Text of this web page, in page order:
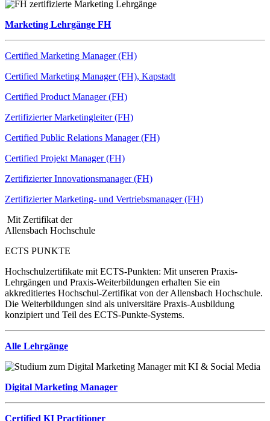
Marketing Lehrgänge FH
Certified Marketing Manager (FH)
Certified Marketing Manager (FH), Kapstadt
Certified Product Manager (FH)
Zertifizierter Marketingleiter (FH)
Certified Public Relations Manager (FH)
Certified Projekt Manager (FH)
Zertifizierter Innovationsmanager (FH)
Zertifizierter Marketing- und Vertriebsmanager (FH)
Mit Zertifikat der
Allensbach Hochschule
ECTS PUNKTE
Hochschulzertifikate mit ECTS-Punkten: Mit unseren Praxis-
Lehrgängen und Praxis-Weiterbildungen erhalten Sie ein
akkreditiertes Hochschul-Zertifikat von der Allensbach Hochschule.
Die Weiterbildungen sind als universitäre Praxis-Ausbildung
konzipiert und Teil des ECTS-Punkte-Systems.
Alle Lehrgänge
Digital Marketing Manager
Certified KI Practitioner